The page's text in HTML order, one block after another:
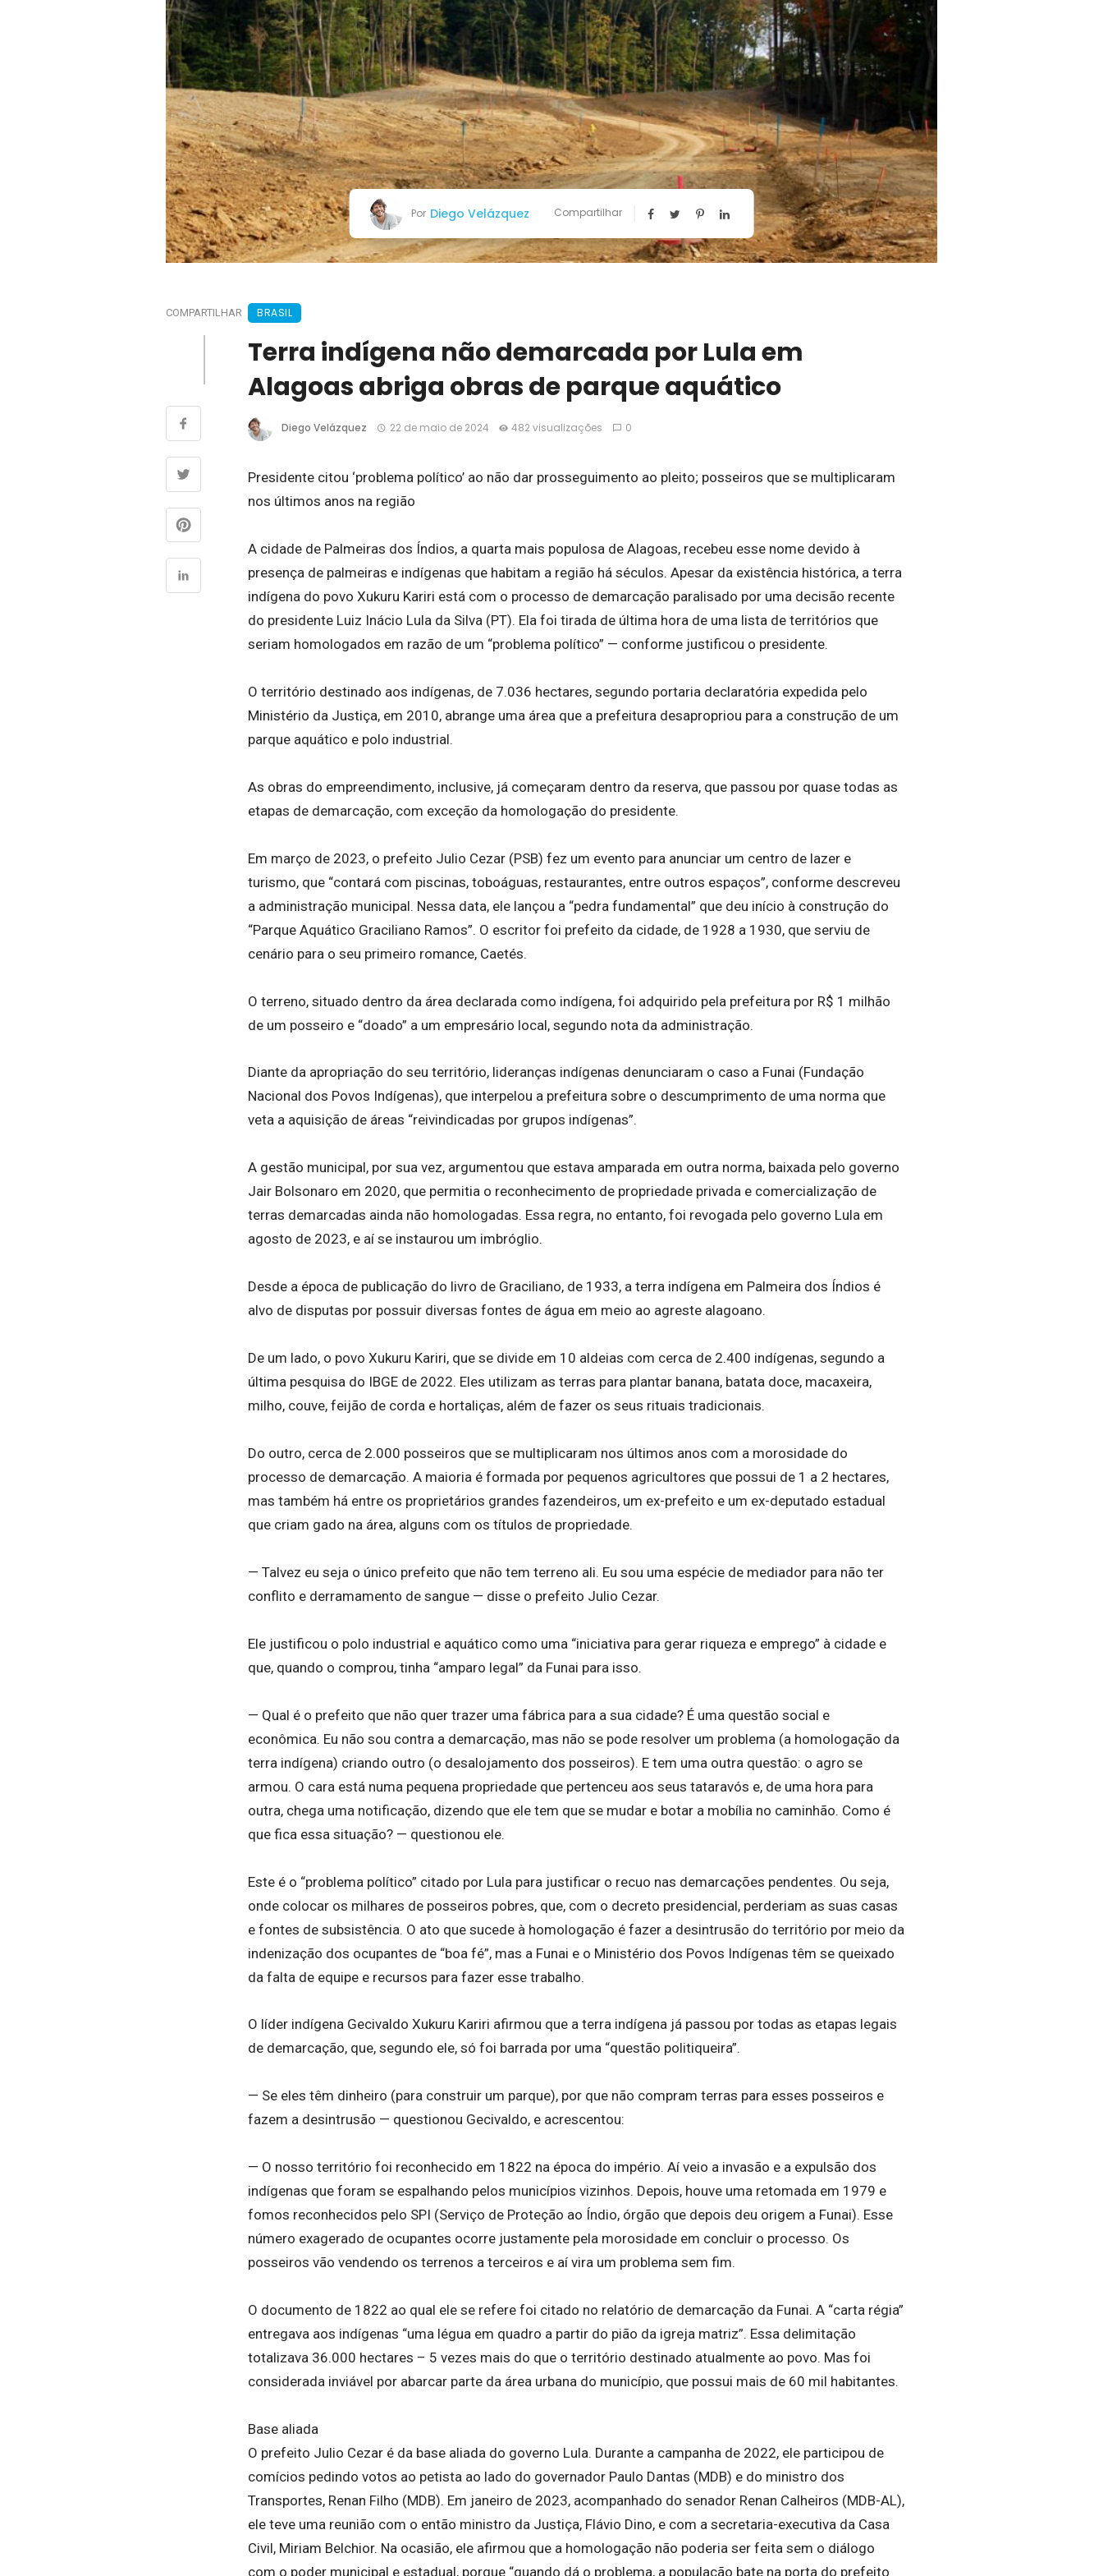
Por Diego Velázquez Compartilhar
COMPARTILHAR BRASIL
Terra indígena não demarcada por Lula em
Alagoas abriga obras de parque aquático
Diego Velázquez 22 de maio de 2024 482 visualizações 0
Presidente citou ‘problema político’ ao não dar prosseguimento ao pleito; posseiros que se multiplicaram
nos últimos anos na região
A cidade de Palmeiras dos Índios, a quarta mais populosa de Alagoas, recebeu esse nome devido à
presença de palmeiras e indígenas que habitam a região há séculos. Apesar da existência histórica, a terra
indígena do povo Xukuru Kariri está com o processo de demarcação paralisado por uma decisão recente
do presidente Luiz Inácio Lula da Silva (PT). Ela foi tirada de última hora de uma lista de territórios que
seriam homologados em razão de um “problema político” — conforme justificou o presidente.
O território destinado aos indígenas, de 7.036 hectares, segundo portaria declaratória expedida pelo
Ministério da Justiça, em 2010, abrange uma área que a prefeitura desapropriou para a construção de um
parque aquático e polo industrial.
As obras do empreendimento, inclusive, já começaram dentro da reserva, que passou por quase todas as
etapas de demarcação, com exceção da homologação do presidente.
Em março de 2023, o prefeito Julio Cezar (PSB) fez um evento para anunciar um centro de lazer e
turismo, que “contará com piscinas, toboáguas, restaurantes, entre outros espaços”, conforme descreveu
a administração municipal. Nessa data, ele lançou a “pedra fundamental” que deu início à construção do
“Parque Aquático Graciliano Ramos”. O escritor foi prefeito da cidade, de 1928 a 1930, que serviu de
cenário para o seu primeiro romance, Caetés.
O terreno, situado dentro da área declarada como indígena, foi adquirido pela prefeitura por R$ 1 milhão
de um posseiro e “doado” a um empresário local, segundo nota da administração.
Diante da apropriação do seu território, lideranças indígenas denunciaram o caso a Funai (Fundação
Nacional dos Povos Indígenas), que interpelou a prefeitura sobre o descumprimento de uma norma que
veta a aquisição de áreas “reivindicadas por grupos indígenas”.
A gestão municipal, por sua vez, argumentou que estava amparada em outra norma, baixada pelo governo
Jair Bolsonaro em 2020, que permitia o reconhecimento de propriedade privada e comercialização de
terras demarcadas ainda não homologadas. Essa regra, no entanto, foi revogada pelo governo Lula em
agosto de 2023, e aí se instaurou um imbróglio.
Desde a época de publicação do livro de Graciliano, de 1933, a terra indígena em Palmeira dos Índios é
alvo de disputas por possuir diversas fontes de água em meio ao agreste alagoano.
De um lado, o povo Xukuru Kariri, que se divide em 10 aldeias com cerca de 2.400 indígenas, segundo a
última pesquisa do IBGE de 2022. Eles utilizam as terras para plantar banana, batata doce, macaxeira,
milho, couve, feijão de corda e hortaliças, além de fazer os seus rituais tradicionais.
Do outro, cerca de 2.000 posseiros que se multiplicaram nos últimos anos com a morosidade do
processo de demarcação. A maioria é formada por pequenos agricultores que possui de 1 a 2 hectares,
mas também há entre os proprietários grandes fazendeiros, um ex-prefeito e um ex-deputado estadual
que criam gado na área, alguns com os títulos de propriedade.
— Talvez eu seja o único prefeito que não tem terreno ali. Eu sou uma espécie de mediador para não ter
conflito e derramamento de sangue — disse o prefeito Julio Cezar.
Ele justificou o polo industrial e aquático como uma “iniciativa para gerar riqueza e emprego” à cidade e
que, quando o comprou, tinha “amparo legal” da Funai para isso.
— Qual é o prefeito que não quer trazer uma fábrica para a sua cidade? É uma questão social e
econômica. Eu não sou contra a demarcação, mas não se pode resolver um problema (a homologação da
terra indígena) criando outro (o desalojamento dos posseiros). E tem uma outra questão: o agro se
armou. O cara está numa pequena propriedade que pertenceu aos seus tataravós e, de uma hora para
outra, chega uma notificação, dizendo que ele tem que se mudar e botar a mobília no caminhão. Como é
que fica essa situação? — questionou ele.
Este é o “problema político” citado por Lula para justificar o recuo nas demarcações pendentes. Ou seja,
onde colocar os milhares de posseiros pobres, que, com o decreto presidencial, perderiam as suas casas
e fontes de subsistência. O ato que sucede à homologação é fazer a desintrusão do território por meio da
indenização dos ocupantes de “boa fé”, mas a Funai e o Ministério dos Povos Indígenas têm se queixado
da falta de equipe e recursos para fazer esse trabalho.
O líder indígena Gecivaldo Xukuru Kariri afirmou que a terra indígena já passou por todas as etapas legais
de demarcação, que, segundo ele, só foi barrada por uma “questão politiqueira”.
— Se eles têm dinheiro (para construir um parque), por que não compram terras para esses posseiros e
fazem a desintrusão — questionou Gecivaldo, e acrescentou:
— O nosso território foi reconhecido em 1822 na época do império. Aí veio a invasão e a expulsão dos
indígenas que foram se espalhando pelos municípios vizinhos. Depois, houve uma retomada em 1979 e
fomos reconhecidos pelo SPI (Serviço de Proteção ao Índio, órgão que depois deu origem a Funai). Esse
número exagerado de ocupantes ocorre justamente pela morosidade em concluir o processo. Os
posseiros vão vendendo os terrenos a terceiros e aí vira um problema sem fim.
O documento de 1822 ao qual ele se refere foi citado no relatório de demarcação da Funai. A “carta régia”
entregava aos indígenas “uma légua em quadro a partir do pião da igreja matriz”. Essa delimitação
totalizava 36.000 hectares – 5 vezes mais do que o território destinado atualmente ao povo. Mas foi
considerada inviável por abarcar parte da área urbana do município, que possui mais de 60 mil habitantes.
Base aliada
O prefeito Julio Cezar é da base aliada do governo Lula. Durante a campanha de 2022, ele participou de
comícios pedindo votos ao petista ao lado do governador Paulo Dantas (MDB) e do ministro dos
Transportes, Renan Filho (MDB). Em janeiro de 2023, acompanhado do senador Renan Calheiros (MDB-AL),
ele teve uma reunião com o então ministro da Justiça, Flávio Dino, e com a secretaria-executiva da Casa
Civil, Miriam Belchior. Na ocasião, ele afirmou que a homologação não poderia ser feita sem o diálogo
com o poder municipal e estadual, porque “quando dá o problema, a população bate na porta do prefeito